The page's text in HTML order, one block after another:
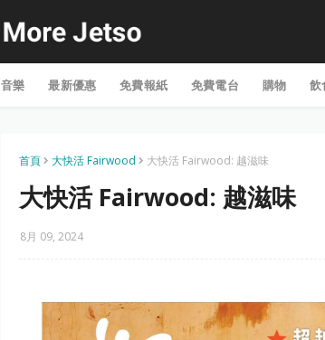
音樂 最新優惠 免費報紙 免費電台 購物 飲
首頁 大快活 Fairwood 大快活 Fairwood: 越滋味
大快活 Fairwood: 越滋味
8月 09, 2024